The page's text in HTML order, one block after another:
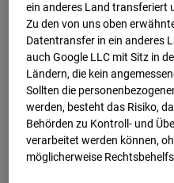
ein anderes Land transferiert
Zu den von uns oben
Datentransfer in ein anderes
auch Google LLC mit Sitz in
Ländern, die kein
Sollten die
werden, besteht das Risiko,
Behörden zu Kontroll- und
verarbeitet werden können,
möglicherweise